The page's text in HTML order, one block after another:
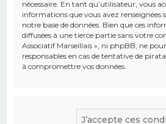
nécessaire. En tant qu’utilisateur, vous
informations que vous avez renseignées
notre base de données. Bien que ces
diffusées à une tierce partie sans votre
Associatif Marseillais », ni phpBB, ne
responsables en cas de tentative de
à compromettre vos données.